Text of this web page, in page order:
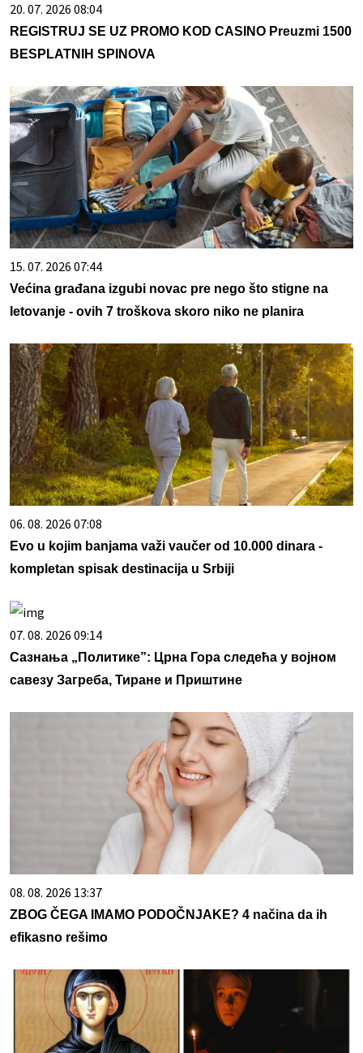
20. 07. 2026 08:04
REGISTRUJ SE UZ PROMO KOD CASINO Preuzmi 1500
BESPLATNIH SPINOVA
15. 07. 2026 07:44
Većina građana izgubi novac pre nego što stigne na
letovanje - ovih 7 troškova skoro niko ne planira
06. 08. 2026 07:08
Evo u kojim banjama važi vaučer od 10.000 dinara -
kompletan spisak destinacija u Srbiji
07. 08. 2026 09:14
Сазнања „Политике”: Црна Гора следећа у војном
савезу Загреба, Тиране и Приштине
08. 08. 2026 13:37
ZBOG ČEGA IMAMO PODOČNJAKE? 4 načina da ih
efikasno rešimo